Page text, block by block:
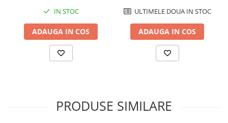
IN STOC
ADAUGA IN COS
ULTIMELE DOUA IN STOC
ADAUGA IN COS
PRODUSE SIMILARE